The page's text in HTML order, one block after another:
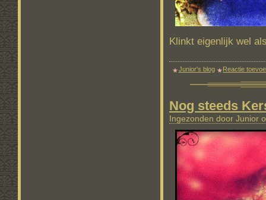
Klinkt eigenlijk wel
Junior's blog Reactie
Nog steeds
Ingezonden door Junior